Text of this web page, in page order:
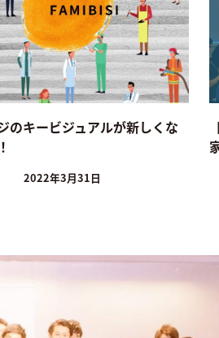
のキービジュアルが新しくな
2022年3月31日